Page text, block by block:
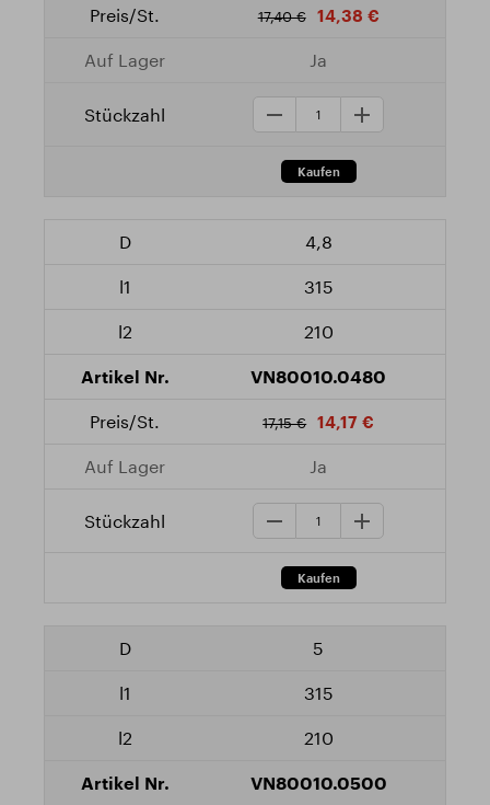
17,40 € 14,38 €
Ja
4,8
315
210
VN80010.0480
17,15 € 14,17 €
Ja
5
315
210
VN80010.0500